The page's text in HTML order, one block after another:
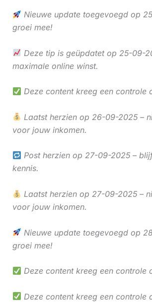
Nieuwe update toegevoegd op
groei mee!
Deze tip is geüpdatet op 25-09-
maximale online winst.
Deze content kreeg een controle
Laatst herzien op 26-09-2025 –
voor jouw inkomen.
Post herzien op 27-09-2025 –
kennis.
Laatst herzien op 27-09-2025 –
voor jouw inkomen.
Nieuwe update toegevoegd op
groei mee!
Deze content kreeg een controle
Deze content kreeg een controle